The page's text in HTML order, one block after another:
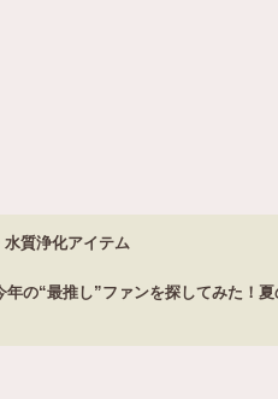
質浄化アイテム
の“最推し”ファンを探してみた！